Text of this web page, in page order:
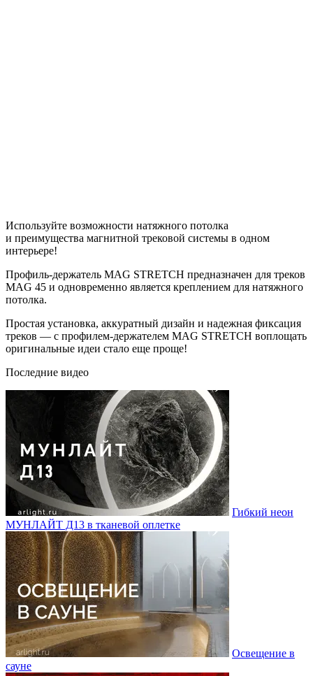
Используйте возможности натяжного потолка
и преимущества магнитной трековой системы в одном
интерьере!
Профиль-держатель MAG STRETCH предназначен для треков
MAG 45 и одновременно является креплением для натяжного
потолка.
Простая установка, аккуратный дизайн и надежная фиксация
треков — с профилем-держателем MAG STRETCH воплощать
оригинальные идеи стало еще проще!
Последние видео
Гибкий неон
МУНЛАЙТ Д13 в тканевой оплетке
Освещение в
сауне